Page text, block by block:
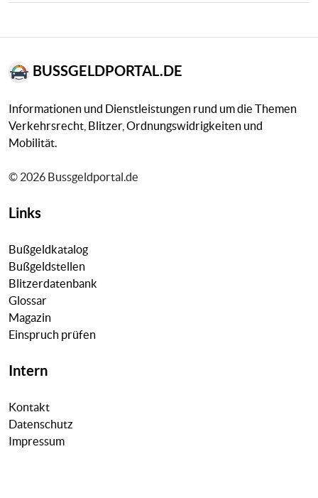
BUSSGELDPORTAL.DE
Informationen und Dienstleistungen rund um die Themen
Verkehrsrecht, Blitzer, Ordnungswidrigkeiten und
Mobilität.
© 2026 Bussgeldportal.de
Links
Bußgeldkatalog
Bußgeldstellen
Blitzerdatenbank
Glossar
Magazin
Einspruch prüfen
Intern
Kontakt
Datenschutz
Impressum